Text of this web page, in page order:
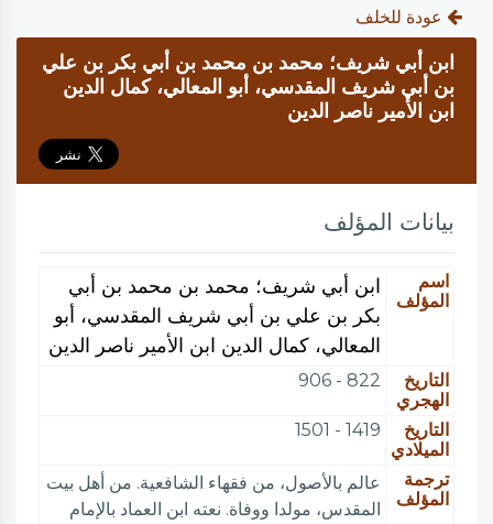
عودة للخلف
ابن أبي شريف؛ محمد بن محمد بن أبي بكر بن علي
بن أبي شريف المقدسي، أبو المعالي، كمال الدين
ابن الأمير ناصر الدين
بيانات المؤلف
اسم
المؤلف
ابن أبي شريف؛ محمد بن محمد بن أبي
بكر بن علي بن أبي شريف المقدسي، أبو
المعالي، كمال الدين ابن الأمير ناصر الدين
التاريخ
الهجري
822 - 906
التاريخ
الميلادي
1419 - 1501
ترجمة
المؤلف
عالم بالأصول، من فقهاء الشافعية. من أهل بيت
المقدس، مولدا ووفاة. نعته ابن العماد بالإمام